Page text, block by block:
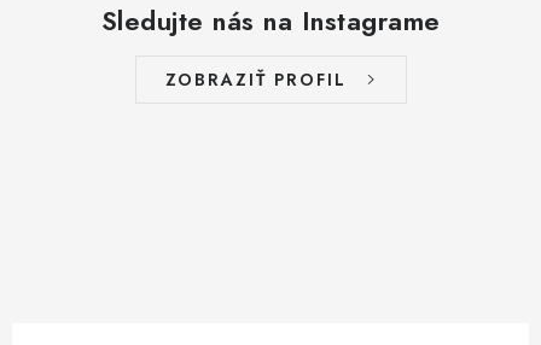
Sledujte nás na Instagrame
ZOBRAZIŤ PROFIL